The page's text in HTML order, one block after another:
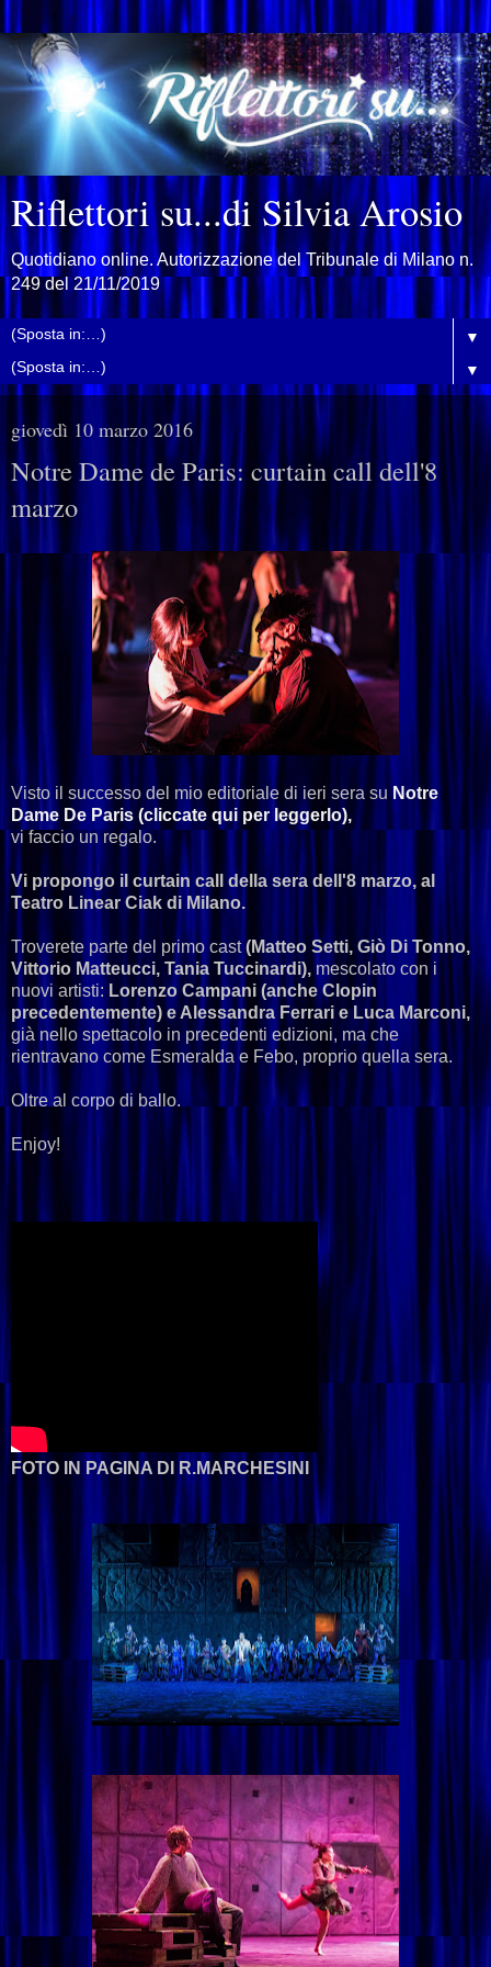
Riflettori su...di Silvia Arosio
Quotidiano online. Autorizzazione del Tribunale di Milano n.
249 del 21/11/2019
▼
▼
giovedì 10 marzo 2016
Notre Dame de Paris: curtain call dell'8
marzo
Visto il successo del mio editoriale di ieri sera su Notre
Dame De Paris (cliccate qui per leggerlo),
vi faccio un regalo.
Vi propongo il curtain call della sera dell'8 marzo, al
Teatro Linear Ciak di Milano.
Troverete parte del primo cast(Matteo Setti, Giò Di Tonno,
Vittorio Matteucci, Tania Tuccinardi), mescolato con i
nuovi artisti: Lorenzo Campani (anche Clopin
precedentemente) e Alessandra Ferrari e Luca Marconi,
già nello spettacolo in precedenti edizioni, ma che
rientravano come Esmeralda e Febo, proprio quella sera.
Oltre al corpo di ballo.
Enjoy!
FOTO IN PAGINA DI R.MARCHESINI